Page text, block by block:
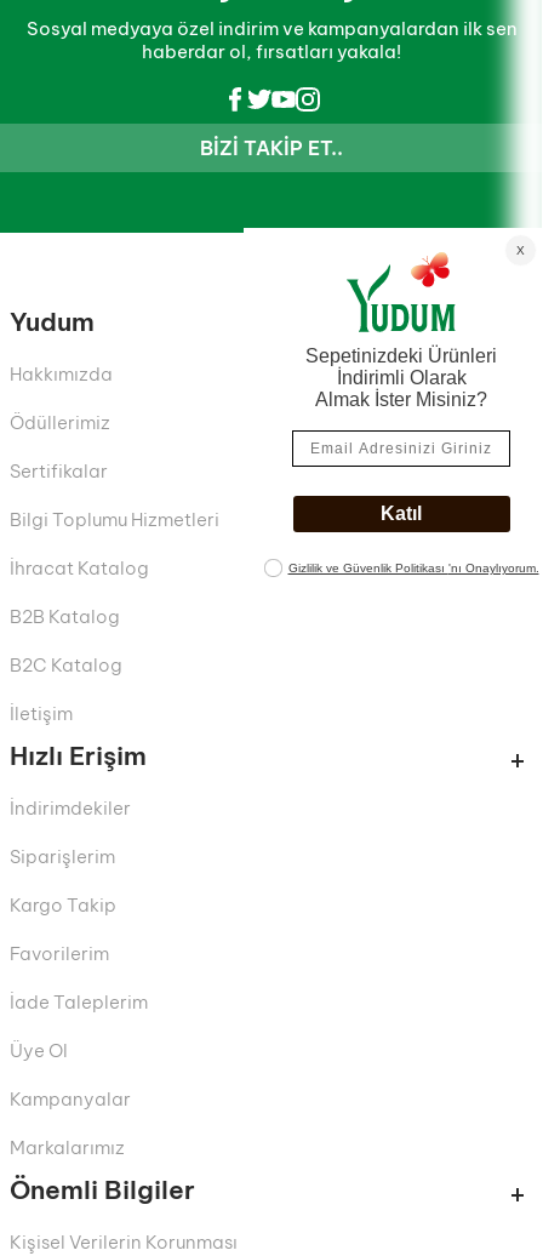
Sosyal medyaya özel indirim ve kampanyalardan ilk sen
haberdar ol, fırsatları yakala!
BIZI TAKIP ET..
Yudum
Hakkımızda
Ödüllerimiz
Sertifikalar
Bilgi Toplumu Hizmetleri
İhracat Katalog
B2B Katalog
B2C Katalog
İletişim
Hızlı Erişim
İndirimdekiler
Siparişlerim
Kargo Takip
Favorilerim
İade Taleplerim
Üye Ol
Kampanyalar
Markalarımız
Önemli Bilgiler
Kişisel Verilerin Korunması